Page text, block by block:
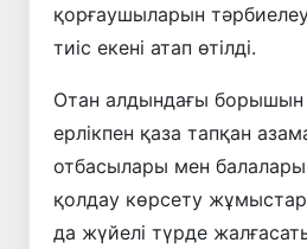
қорғаушыларын
тиіс екені атап өтілді.
Отан алдындағы борышын
ерлікпен қаза тапқан
отбасылары мен
қолдау көрсету
да жүйелі түрде